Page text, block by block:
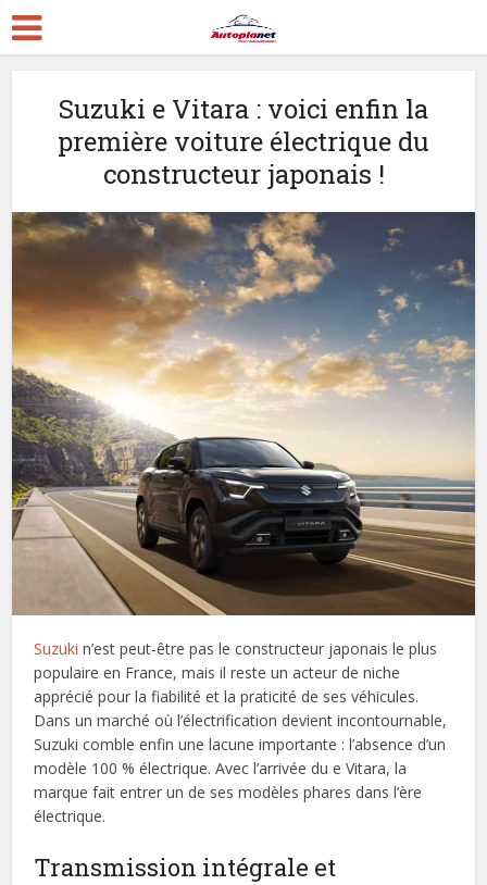
Suzuki e Vitara : voici enfin la
première voiture électrique du
constructeur japonais !
Suzuki n’est peut-être pas le constructeur japonais le plus
populaire en France, mais il reste un acteur de niche
apprécié pour la fiabilité et la praticité de ses véhicules.
Dans un marché où l’électrification devient incontournable,
Suzuki comble enfin une lacune importante : l’absence d’un
modèle 100 % électrique. Avec l’arrivée du e Vitara, la
marque fait entrer un de ses modèles phares dans l’ère
électrique.
Transmission intégrale et